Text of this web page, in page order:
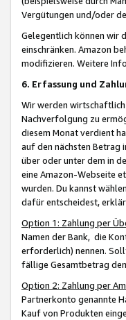
Vergütungen und/oder
Gelegentlich können wir
einschränken. Amazon
modifizieren. Weitere
6. Erfassung und
Wir werden
Nachverfolgung zu
diesem Monat verdient
auf den nächsten Betrag
über oder unter dem in
eine Amazon-Webseite
wurden. Du kannst
dafür entscheidest,
Option 1: Zahlung per
Namen der Bank, die
erforderlich) nennen.
fällige Gesamtbetrag
Option 2: Zahlung per
Partnerkonto genannte
Kauf von Produkten